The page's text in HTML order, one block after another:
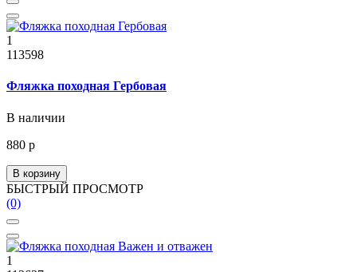
1
113598
Фляжка походная Гербовая
В наличии
880 р
В корзину
БЫСТРЫЙ ПРОСМОТР
(0)
1